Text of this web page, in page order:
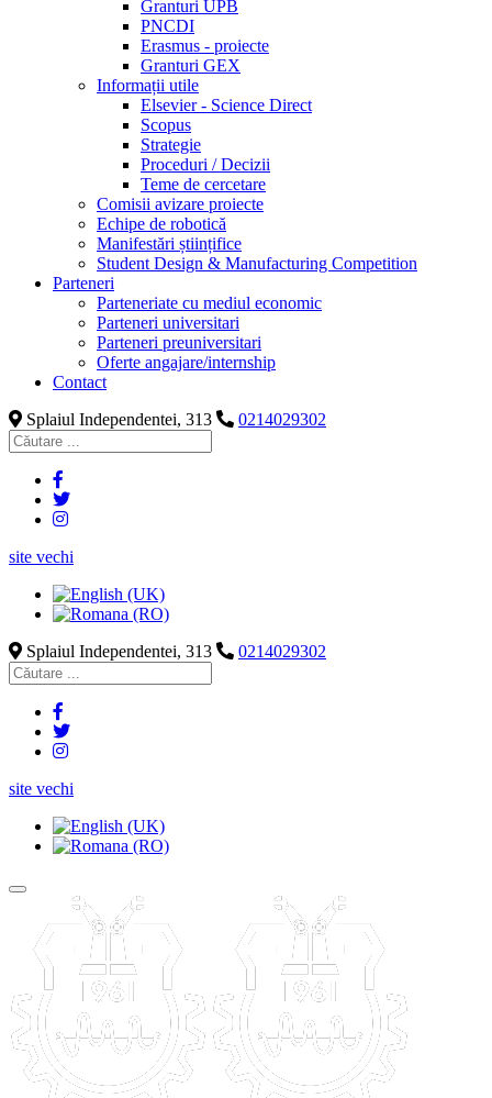
Granturi UPB
PNCDI
Erasmus - proiecte
Granturi GEX
Informații utile
Elsevier - Science Direct
Scopus
Strategie
Proceduri / Decizii
Teme de cercetare
Comisii avizare proiecte
Echipe de robotică
Manifestări științifice
Student Design & Manufacturing Competition
Parteneri
Parteneriate cu mediul economic
Parteneri universitari
Parteneri preuniversitari
Oferte angajare/internship
Contact
Splaiul Independentei, 313
0214029302
site vechi
Splaiul Independentei, 313 0214029302
site vechi